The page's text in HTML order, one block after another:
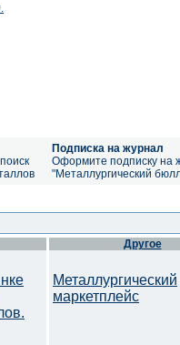
Подписка на журнал
Оформите подписку на
"Металлургический
Другое
Металлургический
маркетплейс